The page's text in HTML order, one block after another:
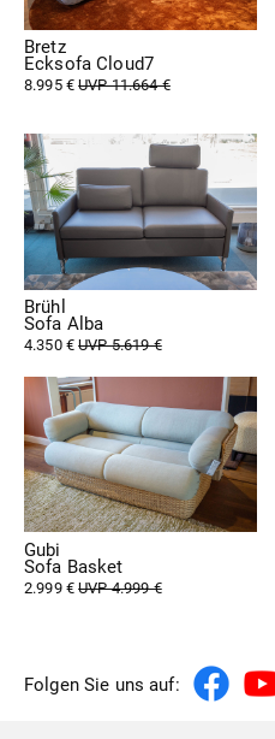
Bretz
Ecksofa Cloud7
8.995 €UVP 11.664 €
Brühl
Sofa Alba
4.350 €UVP 5.619 €
Gubi
Sofa Basket
2.999 €UVP 4.999 €
Folgen Sie uns auf: